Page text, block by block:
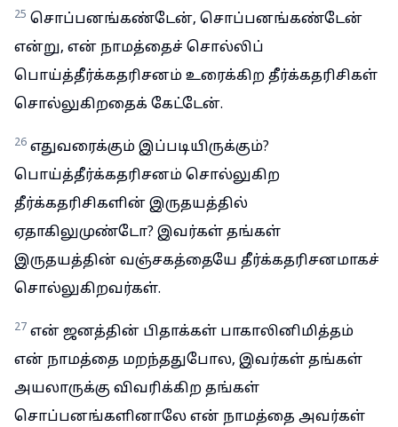
25 சொப்பனங்கண்டேன், சொப்பனங்கண்டேன்
என்று, என் நாமத்தைச் சொல்லிப்
பொய்த்தீர்க்கதரிசனம் உரைக்கிற தீர்க்கதரிசிகள்
சொல்லுகிறதைக் கேட்டேன்.
26 எதுவரைக்கும் இப்படியிருக்கும்?
பொய்த்தீர்க்கதரிசனம் சொல்லுகிற
தீர்க்கதரிசிகளின் இருதயத்தில்
ஏதாகிலுமுண்டோ? இவர்கள் தங்கள்
இருதயத்தின் வஞ்சகத்தையே தீர்க்கதரிசனமாகச்
சொல்லுகிறவர்கள்.
27 என் ஜனத்தின் பிதாக்கள் பாகாலினிமித்தம்
என் நாமத்தை மறந்ததுபோல, இவர்கள் தங்கள்
அயலாருக்கு விவரிக்கிற தங்கள்
சொப்பனங்களினாலே என் நாமத்தை அவர்கள்